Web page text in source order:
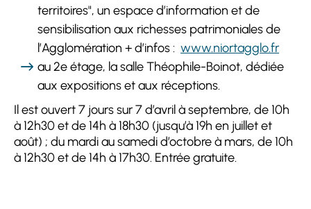
territoires", un espace d’information et de
sensibilisation aux richesses patrimoniales de
l’Agglomération + d’infos : www.niortagglo.fr
au 2e étage, la salle Théophile-Boinot, dédiée
aux expositions et aux réceptions.
Il est ouvert 7 jours sur 7 d’avril à septembre, de 10h
à 12h30 et de 14h à 18h30 (jusqu’à 19h en juillet et
août) ; du mardi au samedi d’octobre à mars, de 10h
à 12h30 et de 14h à 17h30. Entrée gratuite.